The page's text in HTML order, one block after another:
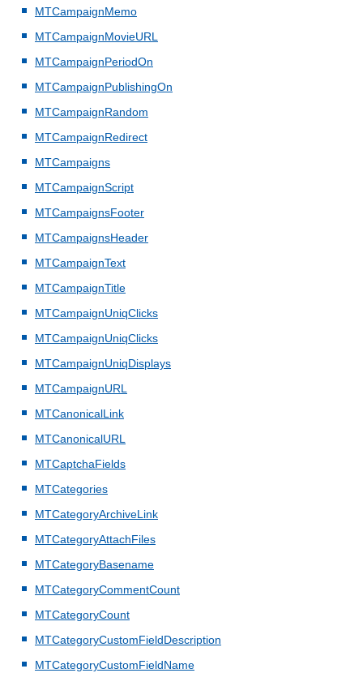
MTCampaignMemo
MTCampaignMovieURL
MTCampaignPeriodOn
MTCampaignPublishingOn
MTCampaignRandom
MTCampaignRedirect
MTCampaigns
MTCampaignScript
MTCampaignsFooter
MTCampaignsHeader
MTCampaignText
MTCampaignTitle
MTCampaignUniqClicks
MTCampaignUniqClicks
MTCampaignUniqDisplays
MTCampaignURL
MTCanonicalLink
MTCanonicalURL
MTCaptchaFields
MTCategories
MTCategoryArchiveLink
MTCategoryAttachFiles
MTCategoryBasename
MTCategoryCommentCount
MTCategoryCount
MTCategoryCustomFieldDescription
MTCategoryCustomFieldName